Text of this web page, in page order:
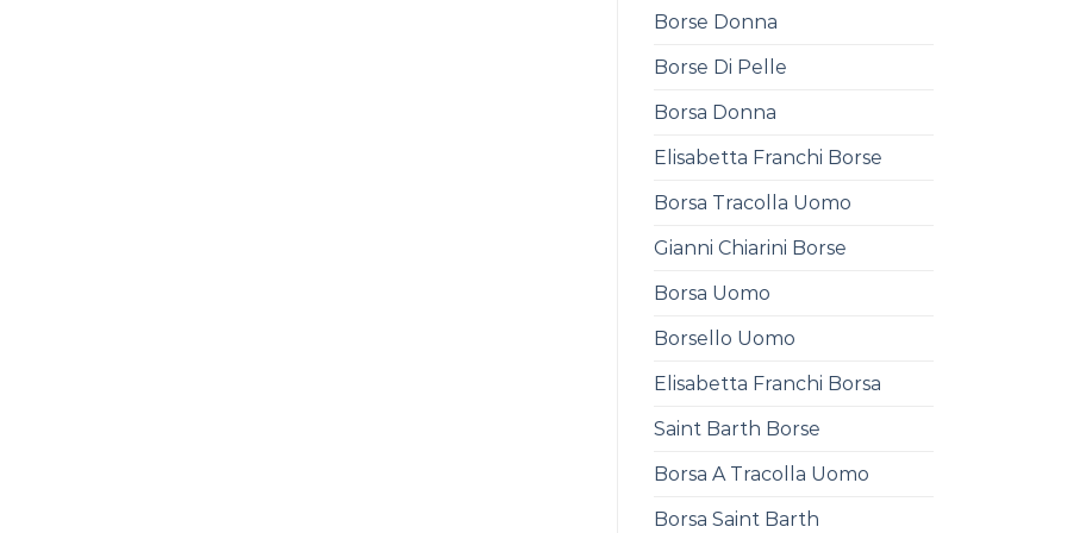
Borse Donna
Borse Di Pelle
Borsa Donna
Elisabetta Franchi Borse
Borsa Tracolla Uomo
Gianni Chiarini Borse
Borsa Uomo
Borsello Uomo
Elisabetta Franchi Borsa
Saint Barth Borse
Borsa A Tracolla Uomo
Borsa Saint Barth